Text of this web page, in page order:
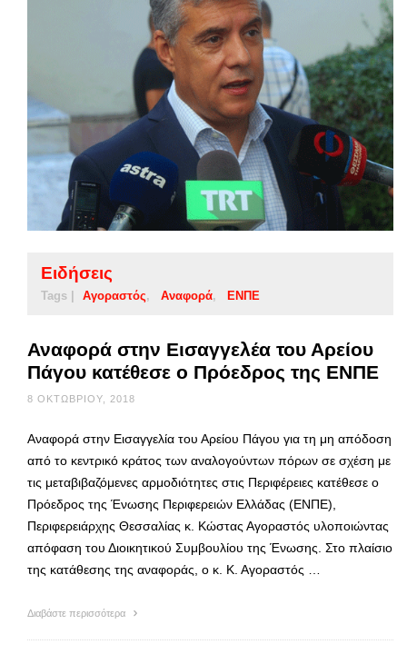
Ειδήσεις
Tags | Αγοραστός Αναφορά ΕΝΠΕ
Αναφορά στην Εισαγγελέα του Αρείου
Πάγου κατέθεσε ο Πρόεδρος της ΕΝΠΕ
8 ΟΚΤΩΒΡΊΟΥ, 2018
Αναφορά στην Εισαγγελία του Αρείου Πάγου για τη μη απόδοση
από το κεντρικό κράτος των αναλογούντων πόρων σε σχέση με
τις μεταβιβαζόμενες αρμοδιότητες στις Περιφέρειες κατέθεσε ο
Πρόεδρος της Ένωσης Περιφερειών Ελλάδας (ΕΝΠΕ),
Περιφερειάρχης Θεσσαλίας κ. Κώστας Αγοραστός υλοποιώντας
απόφαση του Διοικητικού Συμβουλίου της Ένωσης. Στο πλαίσιο
της κατάθεσης της αναφοράς, ο κ. Κ. Αγοραστός …
Διαβάστε περισσότερα